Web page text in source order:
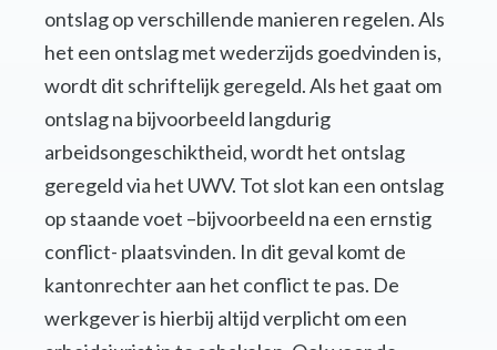
ontslag op verschillende manieren regelen. Als
het een ontslag met wederzijds goedvinden is,
wordt dit schriftelijk geregeld. Als het gaat om
ontslag na bijvoorbeeld langdurig
arbeidsongeschiktheid, wordt het ontslag
geregeld via het UWV. Tot slot kan een ontslag
op staande voet –bijvoorbeeld na een ernstig
conflict- plaatsvinden. In dit geval komt de
kantonrechter aan het conflict te pas. De
werkgever is hierbij altijd verplicht om een